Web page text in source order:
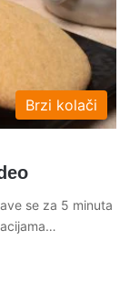
Brzi kolači
se za 5 minuta